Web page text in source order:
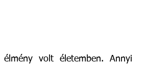
volt életemben. Annyi